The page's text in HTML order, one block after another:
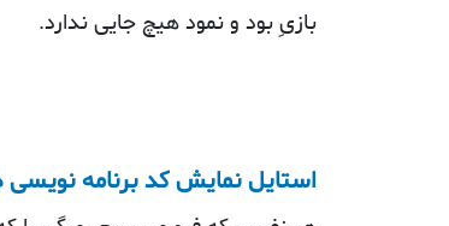
بازیِ بود و نمود هیچ‌ جایی ندارد.
استایل نمایش کد برنامه نویسی